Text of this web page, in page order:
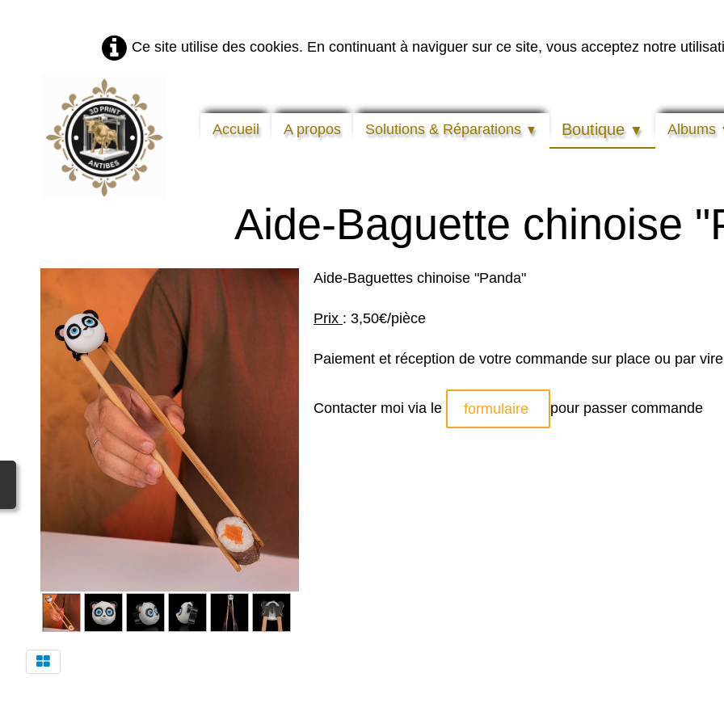
Ce site utilise des cookies. En continuant à naviguer sur ce site, vous acceptez notre
Accueil A propos Solutions & Réparations ▼ Boutique ▼ Albums
Aide-Baguette chinoise
Aide-Baguettes chinoise "Panda"
Prix : 3,50€/pièce
Paiement et réception de votre commande sur place ou par
Contacter moi via le formulaire pour passer commande